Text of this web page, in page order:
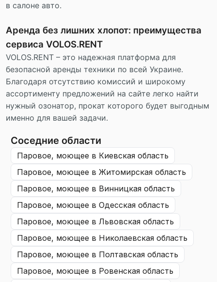
в салоне авто.
Аренда без лишних хлопот: преимущества
сервиса VOLOS.RENT
VOLOS.RENT – это надежная платформа для
безопасной аренды техники по всей Украине.
Благодаря отсутствию комиссий и широкому
ассортименту предложений на сайте легко найти
нужный озонатор, прокат которого будет выгодным
именно для вашей задачи.
Соседние области
паровое, моющее в Киевская область
паровое, моющее в Житомирская область
паровое, моющее в Винницкая область
паровое, моющее в Одесская область
паровое, моющее в Львовская область
паровое, моющее в Николаевская область
паровое, моющее в Полтавская область
паровое, моющее в Ровенская область